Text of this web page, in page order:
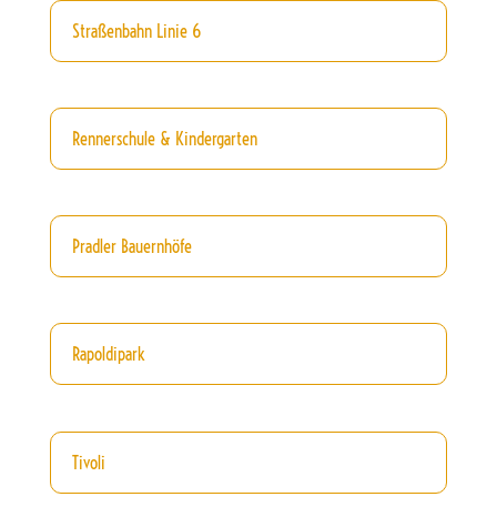
Straßenbahn Linie 6
Rennerschule & Kindergarten
Pradler Bauernhöfe
Rapoldipark
Tivoli